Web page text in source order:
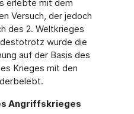
erlebte mit dem
Versuch, der jedoch
des 2. Weltkrieges
wurde die
auf der Basis des
Krieges mit den
Angriffskrieges